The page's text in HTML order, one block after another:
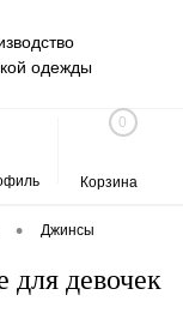
одежды
0
Корзина
• Джинсы
девочек